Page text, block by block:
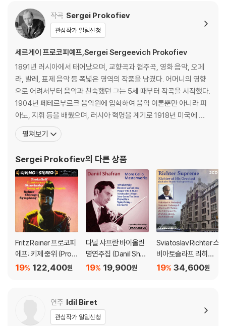
작곡 Sergei Prokofiev
관심작가 알림신청
세르게이 프로코피예프,Sergei Sergeevich Prokofiev
1891년 러시아에서 태어났으며, 교향곡과 협주곡, 영화 음악, 오페
라, 발레, 표제 음악 등 폭넓은 영역의 작품을 남겼다. 어머니의 영향
으로 어려서부터 음악과 친숙했던 그는 5세 때부터 작곡을 시작했다.
1904년 페테르부르크 음악원에 입학하여 음악 이론뿐만 아니라 피
아노, 지휘 등을 배웠으며, 러시아 혁명을 계기로 1918년 미국에 망
명하여 미국과 유럽에서 활발한 연주활동을 하면서 피아니스트로서
도 높은 평가를 받았다. 그 후 여러 차례 귀국 요청을 받은 그는 1934
다. 1936년 당국의 문화 방침에 의하여 음악
펼쳐보기
Sergei Prokofiev의 다른 상품
Fritz Reiner 프로코피
에프; 키제 중위 (Prok
ofiev: Lieutenant Kij
122,400원
19%
다닐 샤프란 바이올린
명연주집 (Daniil Shafr
an More Cello Mast
19,900원
19%
Sviatoslav Richter 스
비아토슬라프 리히테
르 라이브 레코딩 모음
34,600원
19%
연주 Idil Biret
관심작가 알림신청